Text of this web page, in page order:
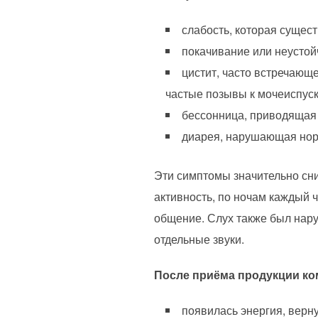
слабость, которая
покачивание или
цистит, часто
частые позывы к
бессонница,
диарея, нарушающая
Эти симптомы значительно
активность, по ночам каждый
общение. Слух также был
отдельные звуки.
После приёма продукции
появилась энергия,